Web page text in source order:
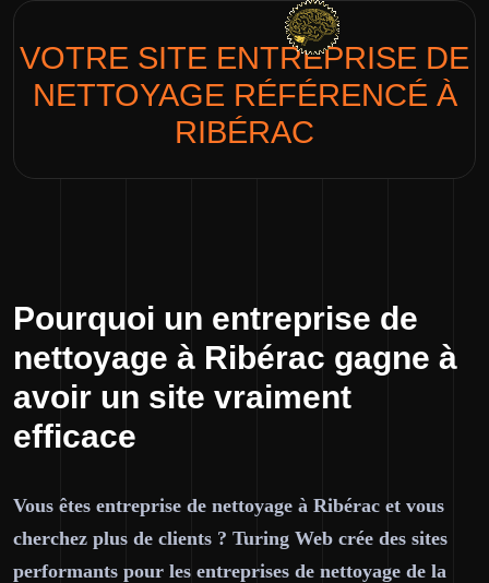
VOTRE SITE ENTREPRISE DE
NETTOYAGE RÉFÉRENCÉ À
RIBÉRAC
Pourquoi un entreprise de
nettoyage à Ribérac gagne à
avoir un site vraiment
efficace
Vous êtes entreprise de nettoyage à Ribérac et vous
cherchez plus de clients ? Turing Web crée des sites
performants pour les entreprises de nettoyage de la